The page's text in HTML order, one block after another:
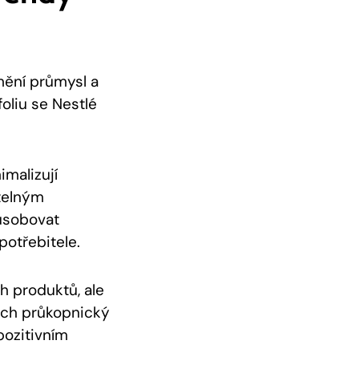
průmysl a
se Nestlé
produktů, ale
průkopnický